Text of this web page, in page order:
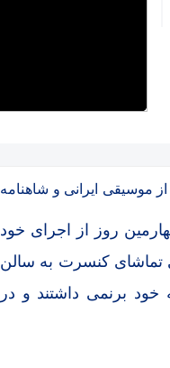
موسیقی ایرانی و شاهنامه
روز از اجرای خود
تماشای کنسرت به سالن
برنمی داشتند و در